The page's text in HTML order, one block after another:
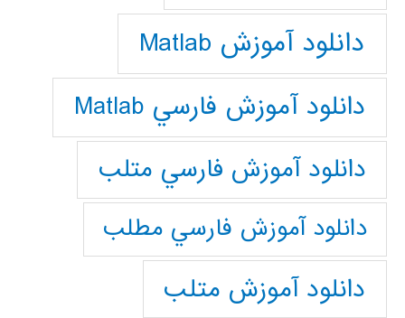
دانلود آموزش Matlab
دانلود آموزش فارسي Matlab
دانلود آموزش فارسي متلب
دانلود آموزش فارسي مطلب
دانلود آموزش متلب